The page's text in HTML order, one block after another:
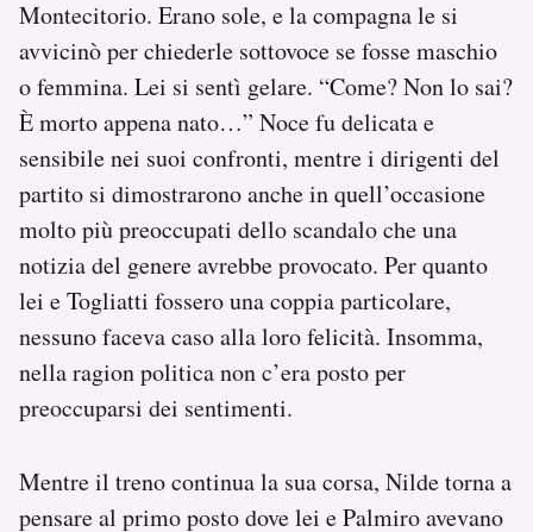
Montecitorio. Erano sole, e la compagna le si
avvicinò per chiederle sottovoce se fosse maschio
o femmina. Lei si sentì gelare. “Come? Non lo sai?
È morto appena nato…” Noce fu delicata e
sensibile nei suoi confronti, mentre i dirigenti del
partito si dimostrarono anche in quell’occasione
molto più preoccupati dello scandalo che una
notizia del genere avrebbe provocato. Per quanto
lei e Togliatti fossero una coppia particolare,
nessuno faceva caso alla loro felicità. Insomma,
nella ragion politica non c’era posto per
preoccuparsi dei sentimenti.
Mentre il treno continua la sua corsa, Nilde torna a
pensare al primo posto dove lei e Palmiro avevano